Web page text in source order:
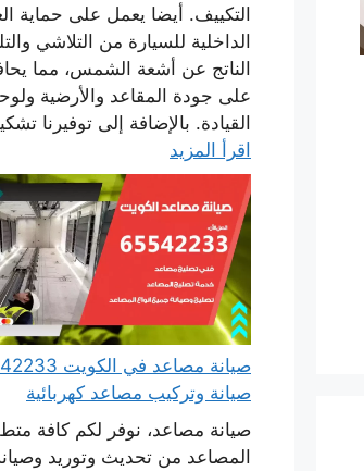
التكييف. أيضا يعمل على حماية
الداخلية للسيارة من التلاشي
الناتج عن أشعة الشمس، مما
على جودة المقاعد والأرضية
القيادة. بالإضافة إلى توفيرنا
اقرأ المزيد
صيانة مصاعد في
صيانة وتركيب مصاعد كهربائية
صيانة مصاعد، نوفر لكم كافة
المصاعد من تحديث وتوريد